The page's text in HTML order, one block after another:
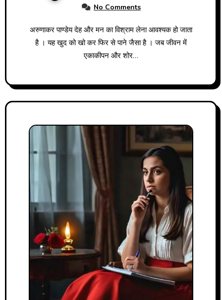
No Comments
अरुणाकर पाण्डेय देह और मन का विश्राम लेना आवश्यक हो जाता
है । यह खुद को खो कर फिर से पाने जैसा है । जब जीवन में
एकाकीपन और शोर…